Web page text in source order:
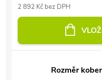
2 892 Kč bez DPH
Rozměr